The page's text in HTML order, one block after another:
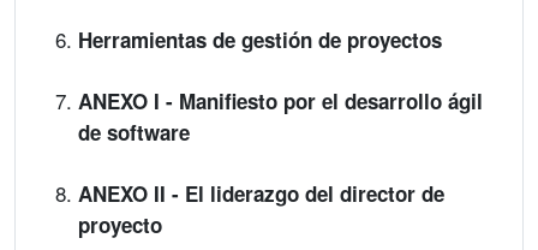
Herramientas de gestión de proyectos
ANEXO I - Manifiesto por el desarrollo ágil
de software
ANEXO II - El liderazgo del director de
proyecto